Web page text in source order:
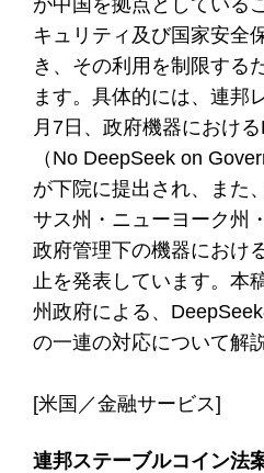
が中国を拠点としている
キュリティ及び国家安全
き、その利用を制限する
ます。具体的には、連邦
月7日、政府機器におけ
（No DeepSeek on
が下院に提出され、また
サス州・ニューヨーク州
政府管理下の機器におけ
止を発表しています。本
州政府による、
の一連の対応について解
[米国／金融サービス]
連邦ステーブルコイン法